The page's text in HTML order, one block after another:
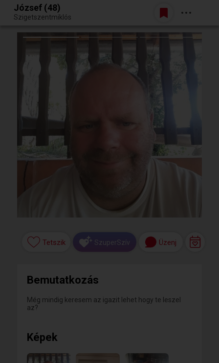
Egy jó randiból bármi lehet.
Belépés
József (48)
Szigetszentmiklós
Tetszik SzuperSzív Üzenj
Bemutatkozás
Még mindig keresem az igazit lehet hogy te leszel
az?
Képek